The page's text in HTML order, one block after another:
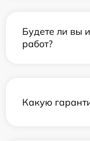
Будете ли вы
работ?
Какую